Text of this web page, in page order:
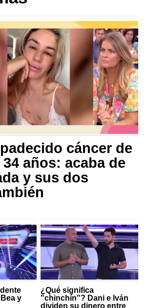
cáncer de
años: acaba de
y sus dos
y
¿Qué significa
"chinchín"? Dani e Iván
dividen su dinero entre